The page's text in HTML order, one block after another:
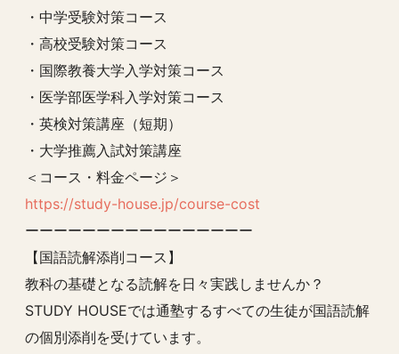
・中学受験対策コース
・高校受験対策コース
・国際教養大学入学対策コース
・医学部医学科入学対策コース
・英検対策講座（短期）
・大学推薦入試対策講座
＜コース・料金ページ＞
https://study-house.jp/course-cost
ーーーーーーーーーーーーーーーー
【国語読解添削コース】
教科の基礎となる読解を日々実践しませんか？
STUDY HOUSEでは通塾するすべての生徒が国語読解
の個別添削を受けています。